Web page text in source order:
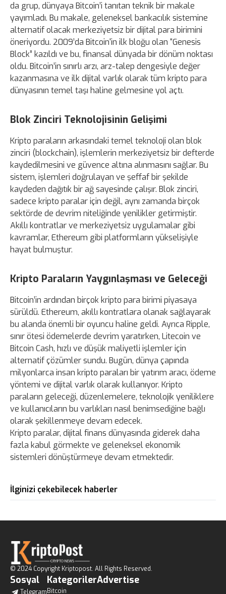
da grup, dünyaya Bitcoin’i tanıtan teknik bir makale
yayımladı. Bu makale, geleneksel bankacılık sistemine
alternatif olacak merkeziyetsiz bir dijital para birimini
öneriyordu. 2009’da Bitcoin'in ilk bloğu olan “Genesis
Block” kazıldı ve bu, finansal dünyada bir dönüm noktası
oldu. Bitcoin’in sınırlı arzı, arz-talep dengesiyle değer
kazanmasına ve ilk dijital varlık olarak tüm kripto para
dünyasının temel taşı haline gelmesine yol açtı.
Blok Zinciri Teknolojisinin Gelişimi
Kripto paraların arkasındaki temel teknoloji olan blok
zinciri (blockchain), işlemlerin merkeziyetsiz bir defterde
kaydedilmesini ve güvence altına alınmasını sağlar. Bu
sistem, işlemleri doğrulayan ve şeffaf bir şekilde
kaydeden dağıtık bir ağ sayesinde çalışır. Blok zinciri,
sadece kripto paralar için değil, aynı zamanda birçok
sektörde de devrim niteliğinde yenilikler getirmiştir.
Akıllı kontratlar ve merkeziyetsiz uygulamalar gibi
kavramlar, Ethereum gibi platformların yükselişiyle
hayat bulmuştur.
Kripto Paraların Yaygınlaşması ve Geleceği
Bitcoin’in ardından birçok kripto para birimi piyasaya
sürüldü. Ethereum, akıllı kontratlara olanak sağlayarak
bu alanda önemli bir oyuncu haline geldi. Ayrıca Ripple,
sınır ötesi ödemelerde devrim yaratırken, Litecoin ve
Bitcoin Cash, hızlı ve düşük maliyetli işlemler için
alternatif çözümler sundu. Bugün, dünya çapında
milyonlarca insan kripto paraları bir yatırım aracı, ödeme
yöntemi ve dijital varlık olarak kullanıyor. Kripto
paraların geleceği, düzenlemelere, teknolojik yeniliklere
ve kullanıcıların bu varlıkları nasıl benimsediğine bağlı
olarak şekillenmeye devam edecek.
Kripto paralar, dijital finans dünyasında giderek daha
fazla kabul görmekte ve geleneksel ekonomik
sistemleri dönüştürmeye devam etmektedir.
İlginizi çekebilecek haberler
© 2024 Copyright Kriptopost. All Rights Reserved.
Sosyal
Telegram
Kategoriler
Bitcoin
Advertise